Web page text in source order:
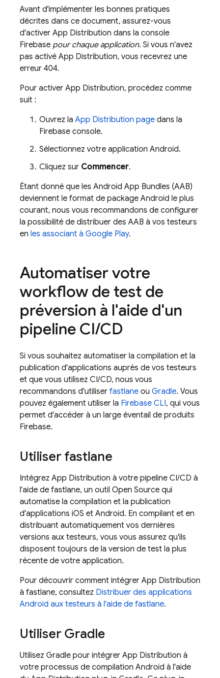
Avant d'implémenter les bonnes pratiques
décrites dans ce document, assurez-vous
d'activer App Distribution dans la console
Firebase pour chaque application. Si vous n'avez
pas activé App Distribution, vous recevrez une
erreur 404.
Pour activer App Distribution, procédez comme
suit :
Ouvrez la App Distribution page dans la
Firebase console.
Sélectionnez votre application Android.
Cliquez sur Commencer.
Étant donné que les Android App Bundles (AAB)
deviennent le format de package Android le plus
courant, nous vous recommandons de configurer
la possibilité de distribuer des AAB à vos testeurs
en les associant à Google Play.
Automatiser votre
workflow de test de
préversion à l'aide d'un
pipeline CI/CD
Si vous souhaitez automatiser la compilation et la
publication d'applications auprès de vos testeurs
et que vous utilisez CI/CD, nous vous
recommandons d'utiliser fastlane ou Gradle. Vous
pouvez également utiliser la Firebase CLI, qui vous
permet d'accéder à un large éventail de produits
Firebase.
Utiliser fastlane
Intégrez App Distribution à votre pipeline CI/CD à
l'aide de fastlane, un outil Open Source qui
automatise la compilation et la publication
d'applications iOS et Android. En compilant et en
distribuant automatiquement vos dernières
versions aux testeurs, vous vous assurez qu'ils
disposent toujours de la version de test la plus
récente de votre application.
Pour découvrir comment intégrer App Distribution
à fastlane, consultez Distribuer des applications
Android aux testeurs à l'aide de fastlane.
Utiliser Gradle
Utilisez Gradle pour intégrer App Distribution à
votre processus de compilation Android à l'aide